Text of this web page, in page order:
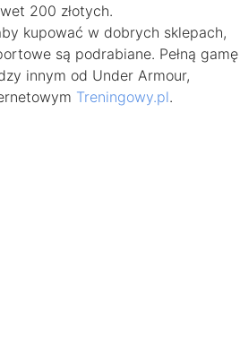
200 złotych.
kupować w dobrych sklepach,
są podrabiane. Pełną gamę
innym od Under Armour,
Treningowy.pl.